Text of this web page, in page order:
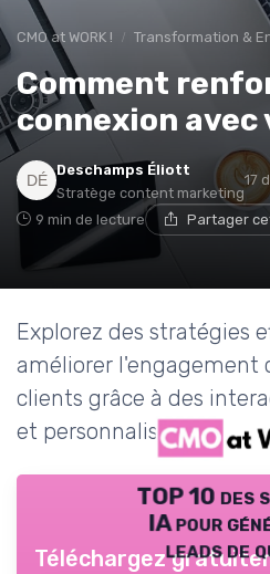
CMO at WORK ! Transformation &
Comment
connexion avec
Deschamps Éliott
Stratège content marketing
17
9 min de lecture Partager
Explorez des stratégies
améliorer l'engagement
clients grâce à des
et personnalisées.
TOP 10 des
IA pour
leads de
Téléchargez